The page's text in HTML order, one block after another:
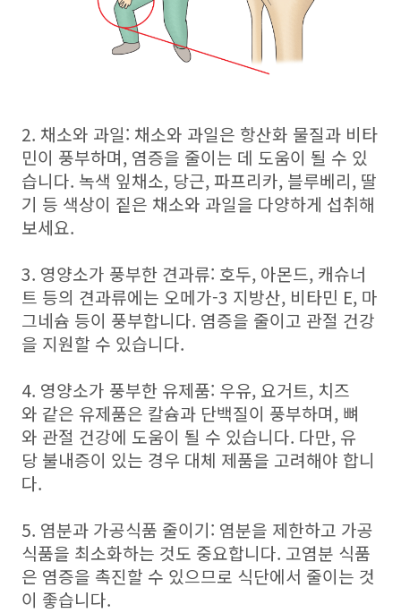
2. 채소와 과일: 채소와 과일은 항산화 물질과 비타
민이 풍부하며, 염증을 줄이는 데 도움이 될 수 있
습니다. 녹색 잎채소, 당근, 파프리카, 블루베리, 딸
기 등 색상이 짙은 채소와 과일을 다양하게 섭취해
보세요.
3. 영양소가 풍부한 견과류: 호두, 아몬드, 캐슈너
트 등의 견과류에는 오메가-3 지방산, 비타민 E, 마
그네슘 등이 풍부합니다. 염증을 줄이고 관절 건강
을 지원할 수 있습니다.
4. 영양소가 풍부한 유제품: 우유, 요거트, 치즈
와 같은 유제품은 칼슘과 단백질이 풍부하며, 뼈
와 관절 건강에 도움이 될 수 있습니다. 다만, 유
당 불내증이 있는 경우 대체 제품을 고려해야 합니
다.
5. 염분과 가공식품 줄이기: 염분을 제한하고 가공
식품을 최소화하는 것도 중요합니다. 고염분 식품
은 염증을 촉진할 수 있으므로 식단에서 줄이는 것
이 좋습니다.